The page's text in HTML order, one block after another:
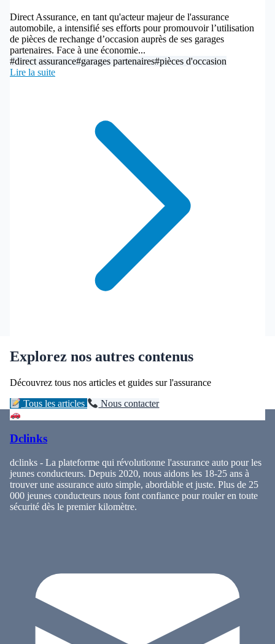
Direct Assurance, en tant qu'acteur majeur de l'assurance
automobile, a intensifié ses efforts pour promouvoir l’utilisation
de pièces de rechange d’occasion auprès de ses garages
partenaires. Face à une économie...
#direct assurance#garages partenaires#pièces d'occasion
Lire la suite
Explorez nos autres contenus
Découvrez tous nos articles et guides sur l'assurance
Tous les articles Nous contacter
Dclinks
dclinks - La plateforme qui révolutionne l'assurance auto pour les
jeunes conducteurs. Depuis 2020, nous aidons les 18-25 ans à
trouver une assurance auto simple, abordable et juste. Plus de 25
000 jeunes conducteurs nous font confiance pour rouler en toute
sécurité dès le premier kilomètre.